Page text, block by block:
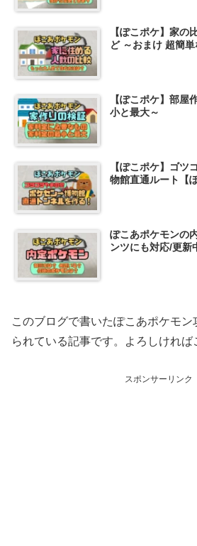
【ぽこポケ】家の
ど ～おまけ 超簡
【ぽこポケ】部屋
小と最大～
【ぽこポケ】ゴ
物館直通ルート【
ぽこあポケモンの
ンツにも対応/更新
このブログで書いたぽこあポケモ
られている記事です。よろしければ
スポンサーリンク